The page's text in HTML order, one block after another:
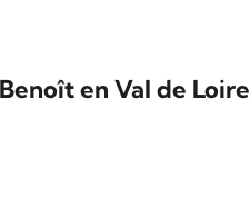
en Val de Loire